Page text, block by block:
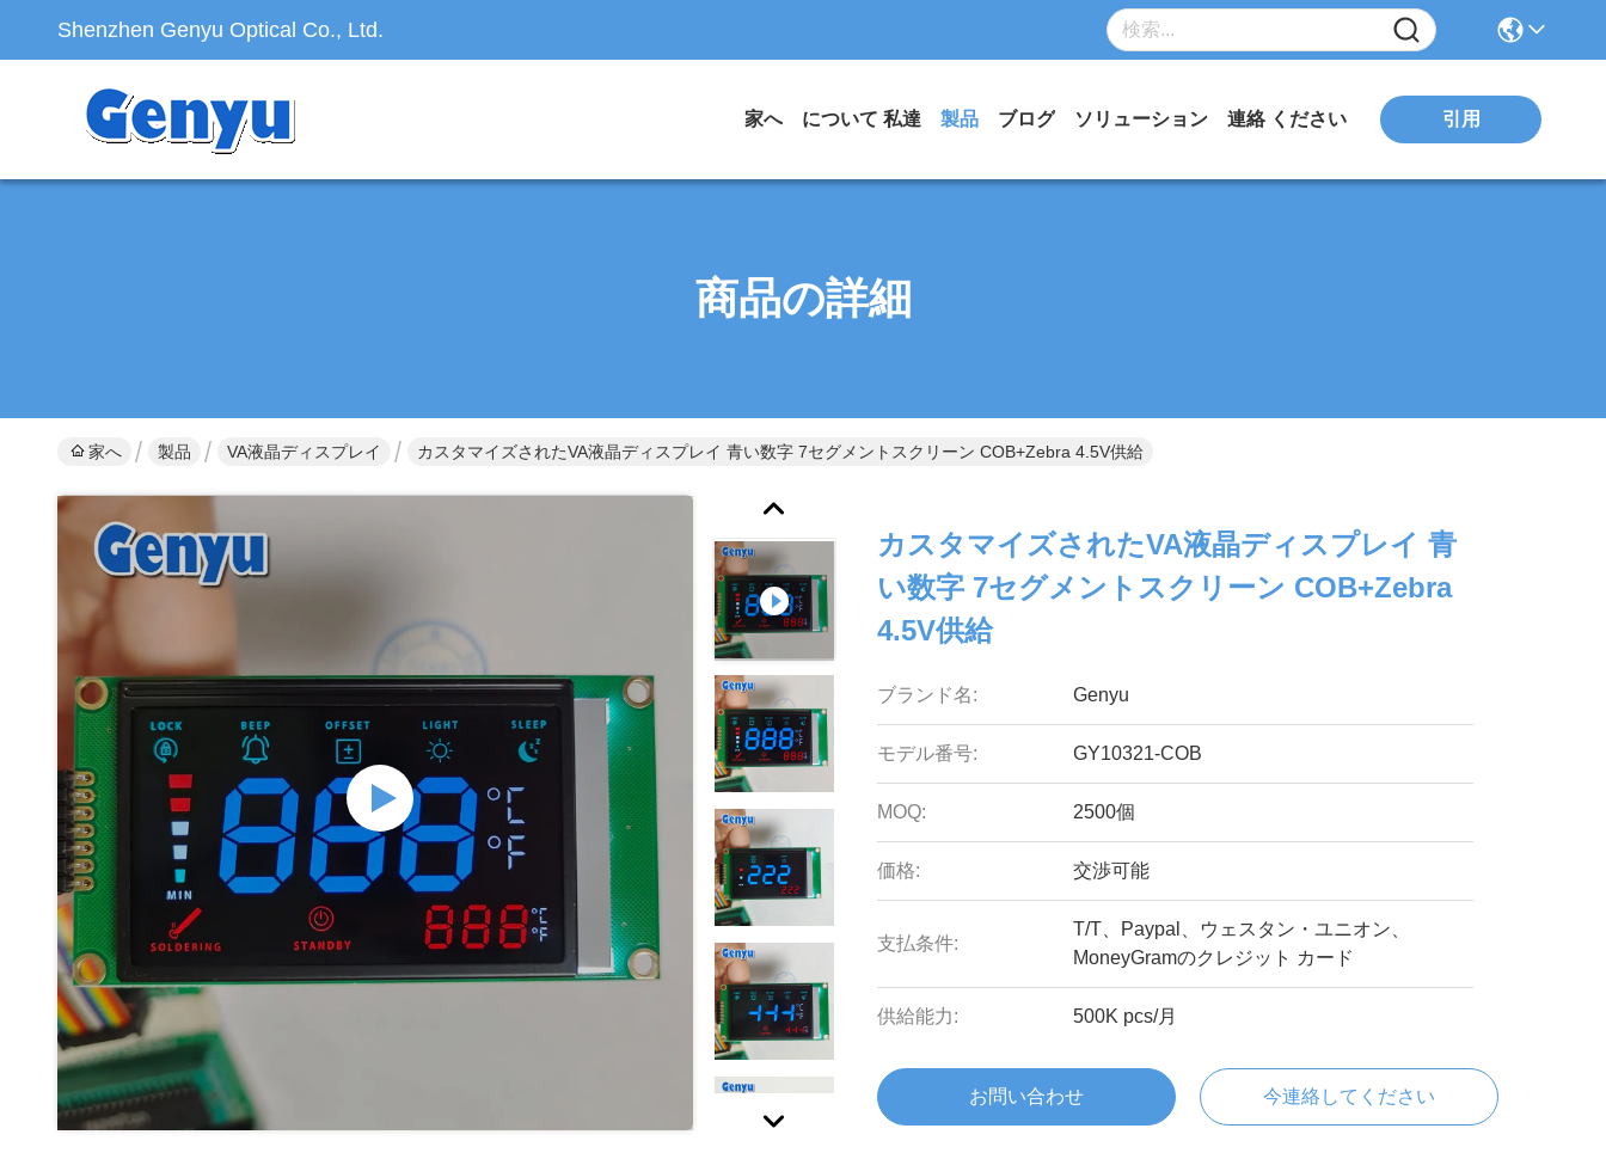
Shenzhen Genyu Optical Co., Ltd.
家へ について 私達 製品 ブログ ソリューション 連絡 ください 引用
商品の詳細
家へ 製品 VA液晶ディスプレイ カスタマイズされたVA液晶ディスプレイ 青い数字 7セグメントスクリーン COB+Zebra 4.5V供給
カスタマイズされたVA液晶ディスプレイ 青
い数字 7セグメントスクリーン COB+Zebra
4.5V供給
ブランド名: Genyu
モデル番号: GY10321-COB
MOQ: 2500個
価格: 交渉可能
支払条件:
T/T、Paypal、ウェスタン・ユニオン、
MoneyGramのクレジット カード
供給能力: 500K pcs/月
お問い合わせ 今連絡してください